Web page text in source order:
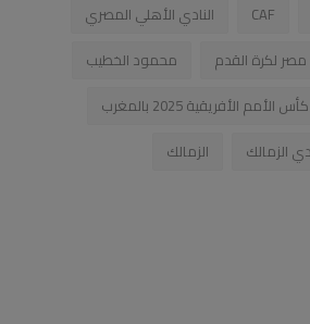
CAF
النادي الأهلي المصري
لكرة القدم
محمود الخطيب
الأفريقية 2025 بالمغرب
الزمالك الزمالك